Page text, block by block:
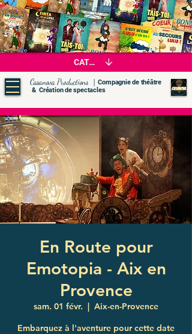
Casanova Productions | Compagnie de théâtre
& Création de spectacles
CATALOGUE
En Route pour
Emotopia - Aix en
Provence
sam. 01 févr.
  |
Aix-en-Provence
Embarquez à l'aventure pour cette date